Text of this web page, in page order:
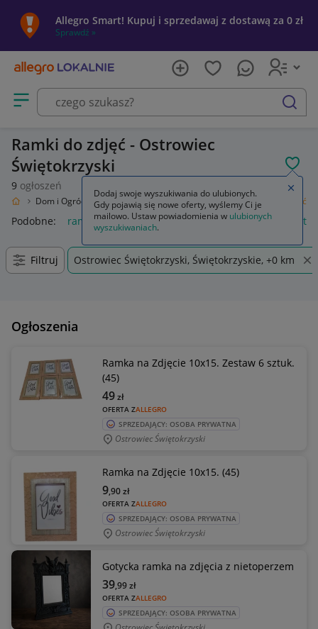
Allegro Smart! Kupuj i sprzedawaj z dostawą za 0 zł
Sprawdź »
Otwórz menu z kategoriami
szukaj
Ramki do zdjęć - Ostrowiec
Świętokrzyski
9 ogłoszeń
Dom i Ogród Wyposażenie Dekoracje ścienne Ramki do zdjęć
Podobne: ramki do zdjęć ramka na zdjęcia ramki
Filtruj Ostrowiec Świętokrzyski, Świętokrzyskie, +0 km
Ogłoszenia
Ramka na Zdjęcie 10x15. Zestaw 6 sztuk.
(45)
OFERTA ZALLEGRO
49zł
SPRZEDAJĄCY: OSOBA PRYWATNA
Ostrowiec Świętokrzyski
Ramka na Zdjęcie 10x15. (45)
OFERTA ZALLEGRO
9,90zł
SPRZEDAJĄCY: OSOBA PRYWATNA
Ostrowiec Świętokrzyski
Gotycka ramka na zdjęcia z nietoperzem
OFERTA ZALLEGRO
39,99zł
SPRZEDAJĄCY: OSOBA PRYWATNA
Dodaj swoje wyszukiwania do ulubionych.
Gdy pojawią się nowe oferty, wyślemy Ci je
mailowo. Ustaw powiadomienia w ulubionych
wyszukiwaniach.